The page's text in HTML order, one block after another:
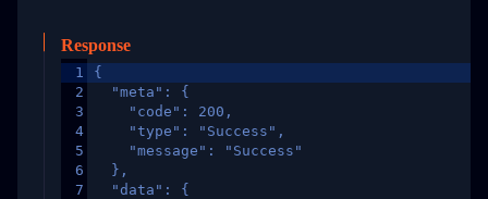
Response
1
2
3
4
5
6
7
{
  "meta": {
    "code": 200,
    "type": "Success",
    "message": "Success"
  },
  "data": {